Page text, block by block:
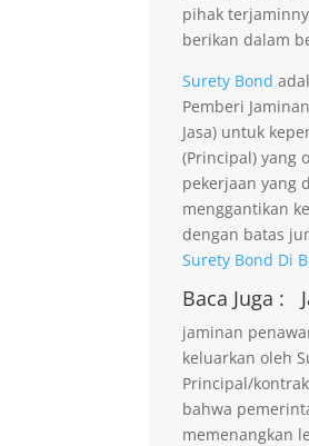
pihak
berikan dalam
Surety Bond
Pemberi
Jasa) untuk
(Principal) yang
pekerjaan yang
menggantikan
dengan batas
Surety Bond Di
Baca Juga :
jaminan
keluarkan oleh
Principal/
bahwa
memenangkan